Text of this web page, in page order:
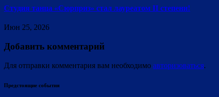
Студия танца «Сюрприз» стал лауреатом II степени!
Июн 25, 2026
Добавить комментарий
Для отправки комментария вам необходимо авторизоваться.
Предстоящие события